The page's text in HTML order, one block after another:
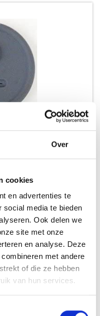
Over
cookies
en advertenties te
social media te bieden
Ook delen we
site met onze
en analyse. Deze
met andere
of die ze hebben
van hun services.